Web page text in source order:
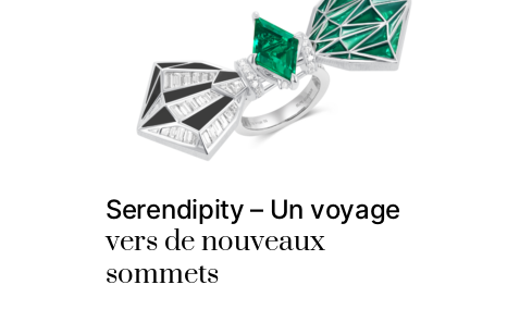
Serendipity – Un voyage
vers de nouveaux
sommets